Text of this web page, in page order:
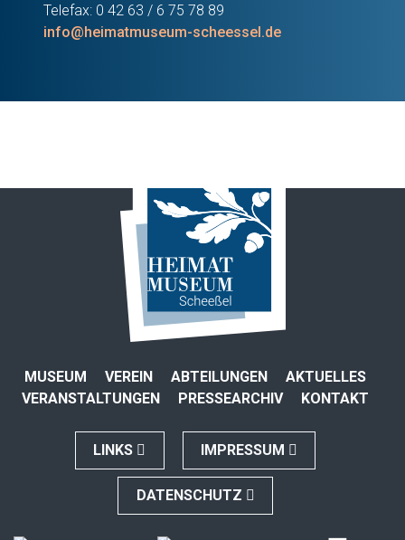
Telefax: 0 42 63 / 6 75 78 89
info@heimatmuseum-scheessel.de
MUSEUM VEREIN ABTEILUNGEN
AKTUELLES
VERANSTALTUNGEN
PRESSEARCHIV KONTAKT
LINKS IMPRESSUM
DATENSCHUTZ